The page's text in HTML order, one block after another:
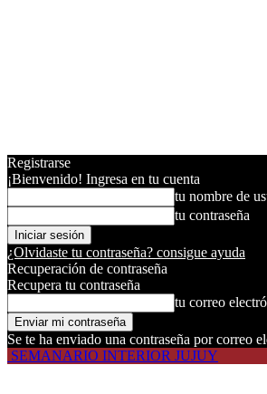
Registrarse
¡Bienvenido! Ingresa en tu cuenta
tu nombre de
tu contraseña
¿Olvidaste tu contraseña? consigue ayuda
Recuperación de contraseña
Recupera tu contraseña
tu correo
Se te ha enviado una contraseña por correo
SEMANARIO INTERIOR JUJUY